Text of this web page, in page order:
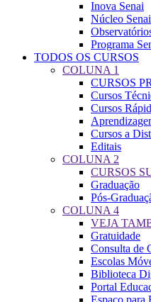
Inova Senai
Núcleo
Programa
TODOS OS CURSOS
COLUNA 1
CURSOS
Cursos
Cursos
Cursos a
Editais
COLUNA 2
CURSOS
Graduação
Pós-
COLUNA 4
VEJA
Gratuidade
Consulta de
Escolas
Biblioteca
Portal
Espaço para